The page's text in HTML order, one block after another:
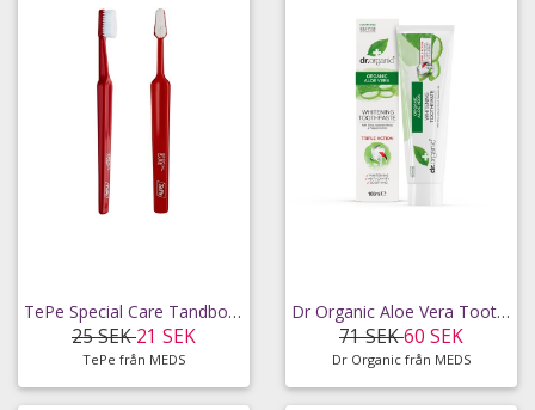
TePe Special Care Tandborste 1 st
25 SEK21 SEK
TePe från MEDS
Dr Organic Aloe Vera Toothpaste 100 ml
71 SEK60 SEK
Dr Organic från MEDS